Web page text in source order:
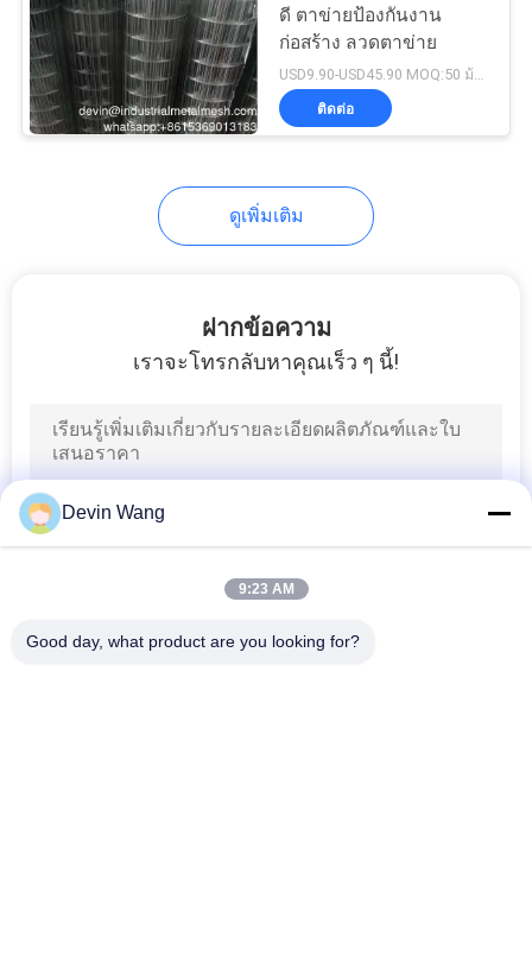
แร่
ตะกร้า Gabion เชื่อม
ลวดผูกสังกะสี
162
ดี ตาข่ายป้องกันงาน
ก่อสร้าง ลวดตาข่าย
USD9.90-USD45.90 MOQ:50 ม้วน
ติดต่อ
ดูเพิ่มเติม
ฝากข้อความ
เราจะโทรกลับหาคุณเร็ว ๆ นี้!
Devin Wang
9:23 AM
Good day, what product are you looking for?